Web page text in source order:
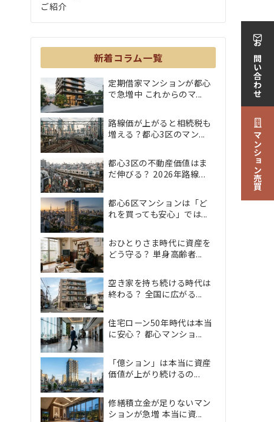
ご紹介
新着コラム一覧
定期借家マンションが都心
で急増中 これからのマ...
路線価が上がると相続税も
増える？都心3区のマン...
都心3区の不動産価値はま
だ伸びる？ 2026年路線...
都心6区マンションは「ど
れを買っても安心」では...
おひとりさま時代に資産を
どう守る？ 単身高齢者...
空き家を持ち続ける時代は
終わる？ 全国に広がる...
住宅ローン50年時代は本当
に安心？ 都心マンショ...
「億ション」は本当に資産
価値が上がり続けるの...
修繕積立金が足りないマン
ションが急増 本当に資...
お問い合わせ
マンション売買